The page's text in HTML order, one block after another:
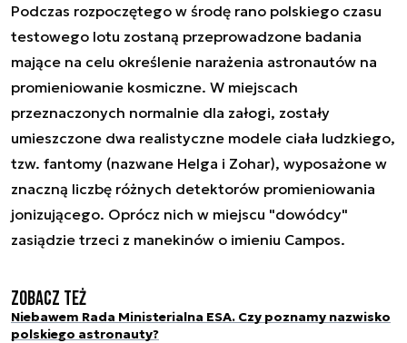
Podczas rozpoczętego w środę rano polskiego czasu
testowego lotu zostaną przeprowadzone badania
mające na celu określenie narażenia astronautów na
promieniowanie kosmiczne. W miejscach
przeznaczonych normalnie dla załogi, zostały
umieszczone dwa realistyczne modele ciała ludzkiego,
tzw. fantomy (nazwane Helga i Zohar), wyposażone w
znaczną liczbę różnych detektorów promieniowania
jonizującego. Oprócz nich w miejscu "dowódcy"
zasiądzie trzeci z manekinów o imieniu Campos.
Zobacz też
Niebawem Rada Ministerialna ESA. Czy poznamy nazwisko
polskiego astronauty?